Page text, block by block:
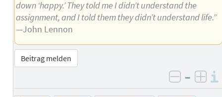
down ‘happy.’ They told me I didn’t understand the
assignment, and I told them they didn’t understand life.”
—John Lennon
Beitrag melden
negativ
–